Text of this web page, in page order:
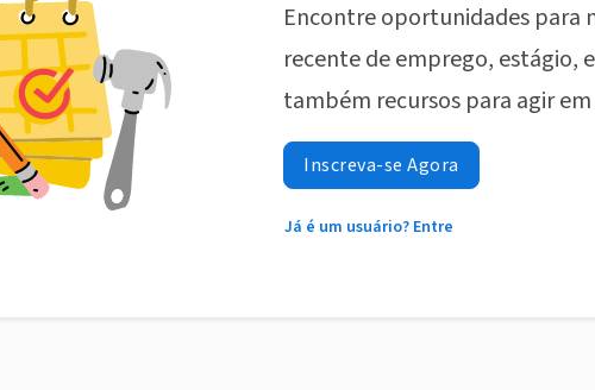
Encontre oportunidades para
recente de emprego, estágio,
também recursos para agir
Inscreva-se Agora
Já é um usuário? Entre